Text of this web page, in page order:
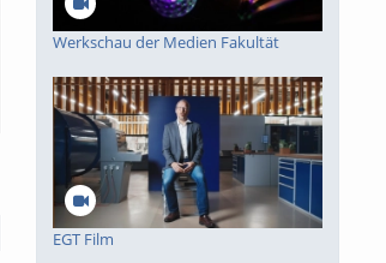
Werkschau der Medien Fakultät
EGT Film